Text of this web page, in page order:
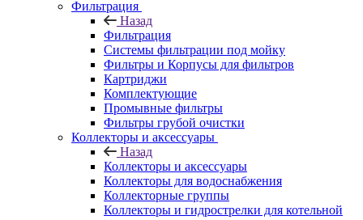
Фильтрация
Назад
Фильтрация
Системы фильтрации под мойку
Фильтры и Корпусы для фильтров
Картриджи
Комплектующие
Промывные фильтры
Фильтры грубой очистки
Коллекторы и аксессуары
Назад
Коллекторы и аксессуары
Коллекторы для водоснабжения
Коллекторные группы
Коллекторы и гидрострелки для котельной